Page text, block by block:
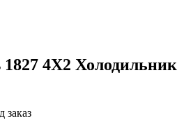
1827 4X2 Холодильник
заказ